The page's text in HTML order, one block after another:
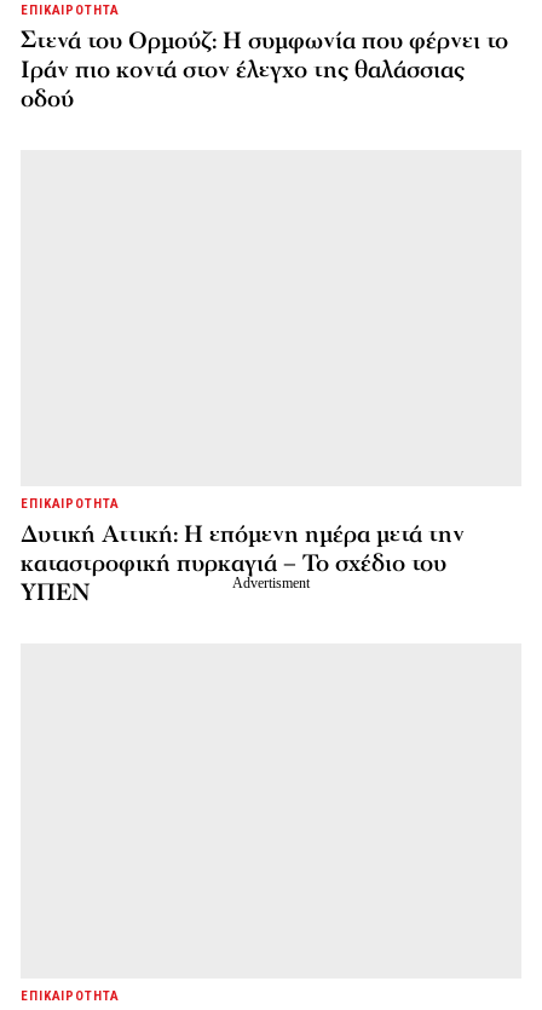
ΕΠΙΚΑΙΡΟΤΗΤΑ
Στενά του Ορμούζ: Η συμφωνία που φέρνει το
Ιράν πιο κοντά στον έλεγχο της θαλάσσιας
οδού
ΕΠΙΚΑΙΡΟΤΗΤΑ
Δυτική Αττική: Η επόμενη ημέρα μετά την
καταστροφική πυρκαγιά – Το σχέδιο του
ΥΠΕΝ
ΕΠΙΚΑΙΡΟΤΗΤΑ